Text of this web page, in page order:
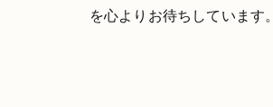
を心よりお待ちしています。